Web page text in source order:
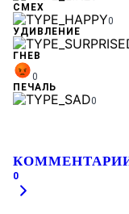
СМЕХ
0
УДИВЛЕНИЕ
ГНЕВ
0
ПЕЧАЛЬ
0
0